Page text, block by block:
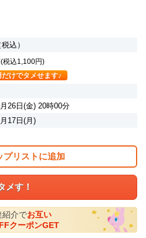
込）
(税込1,100円)
けでタメせます♪
26日(金) 20時00分
17日(月)
プリストに追加
メす！
紹介でお互い
クーポンGET